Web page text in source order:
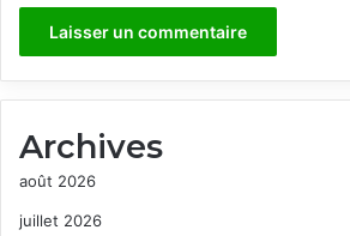
Archives
août 2026
juillet 2026